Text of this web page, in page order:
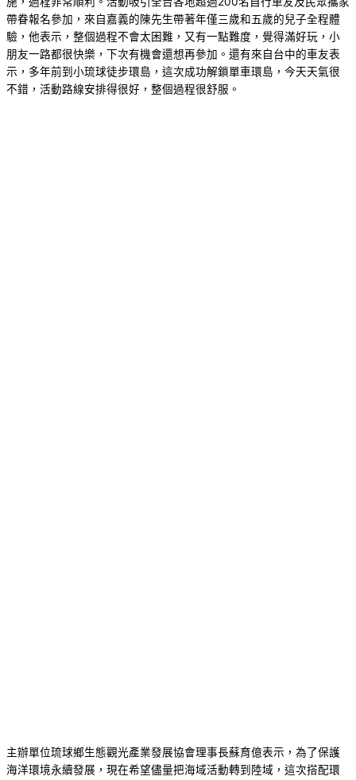
帶眷報名參加，來自嘉義的陳先生帶著年僅三歲和五歲的兒子全程體
驗，他表示，整個過程不會太困難，又有一點難度，覺得滿好玩，小
朋友一路都很快樂，下次有機會還想再參加。還有來自台中的車友表
示，多年前到小琉球徒步環島，這次成功解鎖單車環島，今天天氣很
不錯，活動路線安排得很好，整個過程很舒服。
主辦單位琉球鄉生態觀光產業發展協會理事長蘇育億表示，為了保護
海洋環境永續發展，現在希望儘量把海域活動轉到陸域，這次搭配環